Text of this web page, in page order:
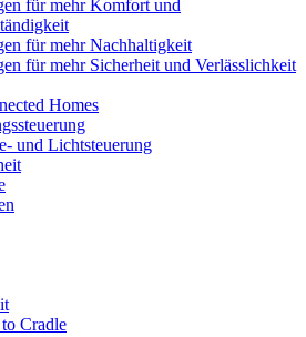
für mehr Komfort und
für mehr Nachhaltigkeit
für mehr Sicherheit und Verlässlichkeit
Homes
und Lichtsteuerung
Cradle